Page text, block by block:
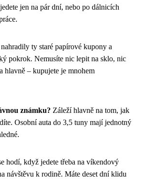
jen na pár dní, nebo po dálnicích
ty staré papírové kupony a
pokrok. Nemusíte nic lepit na sklo, nic
hlavně – kupujete je mnohem
známku? Záleží hlavně na tom, jak
Osobní auta do 3,5 tuny mají jednotný
hodí, když jedete třeba na víkendový
návštěvu k rodině. Máte deset dní klidu